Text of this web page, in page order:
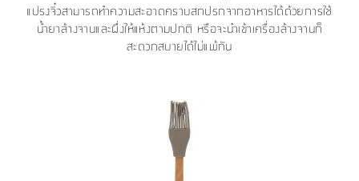
แปรงจิ๋วสามารถทำความสะอาดคราบสกปรกจากอาหารได้ด้วยการใช้
น้ำยาล้างจานและผึ่งให้แห้งตามปกติ หรือจะนำเข้าเครื่องล้างจานก็
สะดวกสบายได้ไม่แพ้กัน